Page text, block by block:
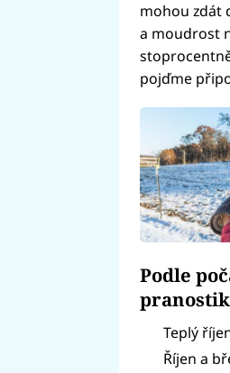
mohou zdát
a moudrost
pojďme
Podle
Teplý
Říjen a